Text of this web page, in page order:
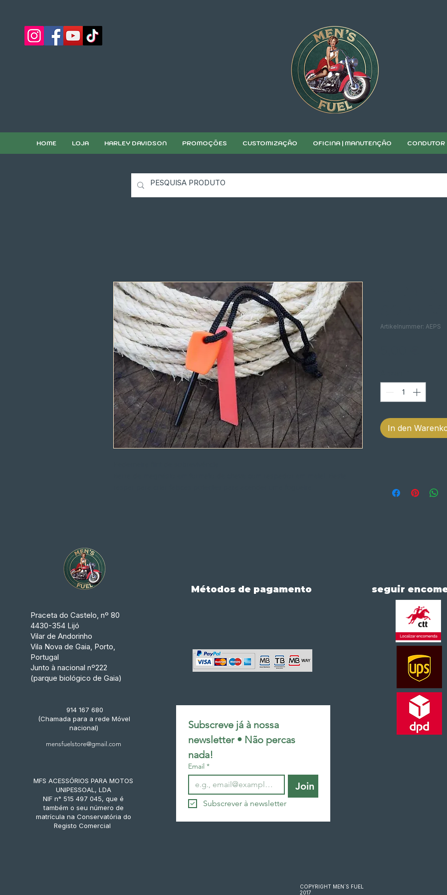
HOME LOJA HARLEY DAVIDSON PROMOÇÕES CUSTOMIZAÇÃO OFICINA | MANUTENÇÃO CONDUTOR
Artikelnummer: AEPS
In den
Praceta do Castelo, nº 80
4430-354 Lijó
Vilar de Andorinho
Vila Nova de Gaia, Porto,
Portugal
Junto à nacional nº222
(parque biológico de Gaia)
914 167 680
(Chamada para a rede Móvel
nacional)
mensfuelstore@gmail.com
MFS ACESSÓRIOS PARA MOTOS
UNIPESSOAL, LDA
NIF n° 515 497 045, que é
também o seu número de
matrícula na Conservatória do
Registo Comercial
Métodos de pagamento
Subscreve já à nossa
newsletter • Não percas
nada!
Email *
Join
Subscrever à newsletter
seguir
COPYRIGHT MEN´S FUEL
2017